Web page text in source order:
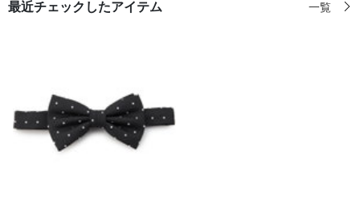
最近チェックしたアイテム 一覧